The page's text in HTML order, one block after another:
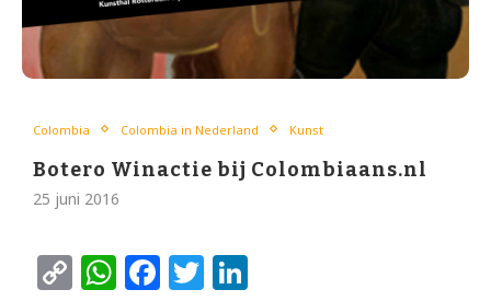
Colombia Colombia in Nederland Kunst
Botero Winactie bij Colombiaans.nl
25 juni 2016
CopyWhatsApp
Facebook
Twitter